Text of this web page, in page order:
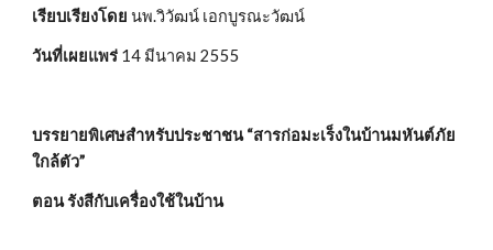
เรียบเรียงโดย นพ.วิวัฒน์ เอกบูรณะวัฒน์
วันที่เผยแพร่ 14 มีนาคม 2555
บรรยายพิเศษสำหรับประชาชน “สารก่อมะเร็งในบ้านมหันต์ภัย
ใกล้ตัว”
ตอน รังสีกับเครื่องใช้ในบ้าน